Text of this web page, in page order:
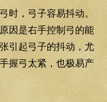
时，弓子容易抖动。
因是右手控制弓的能
引起弓子的抖动，尤
握弓太紧，也极易产